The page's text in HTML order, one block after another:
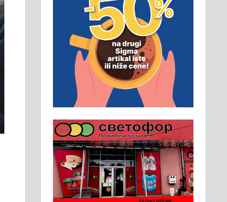
Пружам услуге завршних
радова у грађевини,
хидроизолације и молерских
радова. 061/25-28-058
Ало таксију потребан возач са Б
категоријом. 064/02-85-511
Потребна два радника за рад на
стоваришту „Липа промет” у
Алексинцу. За више
информација доћи лично на
стовариште у улици Максима
Горког 26 сваког радног дана од
8 до 15 часова. 063/465-045